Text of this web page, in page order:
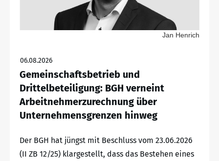
Jan Henrich
06.08.2026
Gemeinschaftsbetrieb und
Drittelbeteiligung: BGH verneint
Arbeitnehmerzurechnung über
Unternehmensgrenzen hinweg
Der BGH hat jüngst mit Beschluss vom 23.06.2026
(II ZB 12/25) klargestellt, dass das Bestehen eines